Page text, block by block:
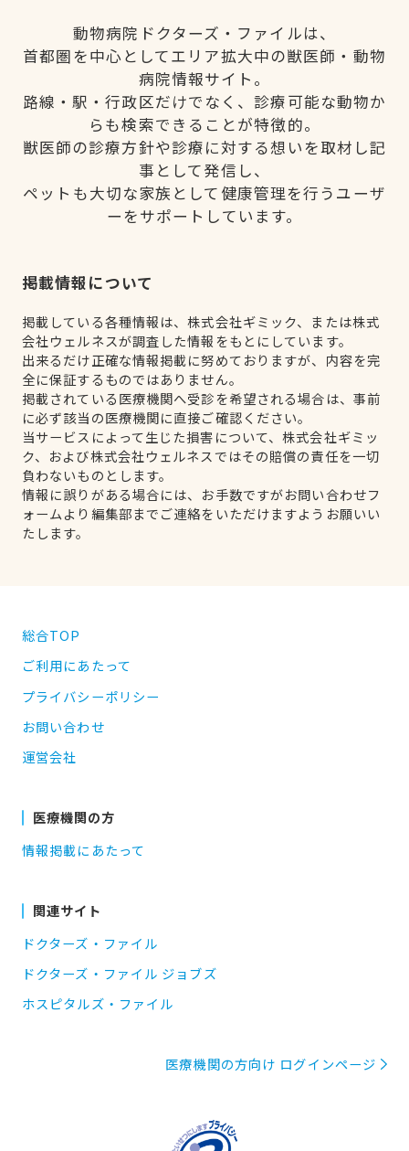
動物病院ドクターズ・ファイルは、
首都圏を中心としてエリア拡大中の獣医師・動物
病院情報サイト。
路線・駅・行政区だけでなく、診療可能な動物か
らも検索できることが特徴的。
獣医師の診療方針や診療に対する想いを取材し記
事として発信し、
ペットも大切な家族として健康管理を行うユーザ
ーをサポートしています。
掲載情報について
掲載している各種情報は、株式会社ギミック、または株式
会社ウェルネスが調査した情報をもとにしています。
出来るだけ正確な情報掲載に努めておりますが、内容を完
全に保証するものではありません。
掲載されている医療機関へ受診を希望される場合は、事前
に必ず該当の医療機関に直接ご確認ください。
当サービスによって生じた損害について、株式会社ギミッ
ク、および株式会社ウェルネスではその賠償の責任を一切
負わないものとします。
情報に誤りがある場合には、お手数ですがお問い合わせフ
ォームより編集部までご連絡をいただけますようお願いい
たします。
総合TOP
ご利用にあたって
プライバシーポリシー
お問い合わせ
運営会社
医療機関の方
情報掲載にあたって
関連サイト
ドクターズ・ファイル
ドクターズ・ファイル ジョブズ
ホスピタルズ・ファイル
医療機関の方向け ログインページ